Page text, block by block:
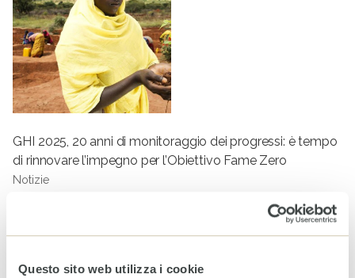
Questo sito web utilizza i cookie
GHI 2025, 20 anni di monitoraggio dei progressi: è tempo
di rinnovare l’impegno per l’Obiettivo Fame Zero
Notizie
TagSVILUPPO NON PROFIT AGRICOLTURA
COOPERAZIONE FAME AMBIENTE